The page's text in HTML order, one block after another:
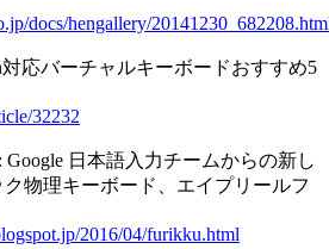
docs/hengallery/
応バーチャルキーボードおすすめ5
32232
Google 日本語入力チームからの新し
物理キーボード、エイプリールフ
2016/04/furikku.html